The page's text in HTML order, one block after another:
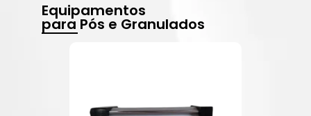
Equipamentos
para Pós e Granulados